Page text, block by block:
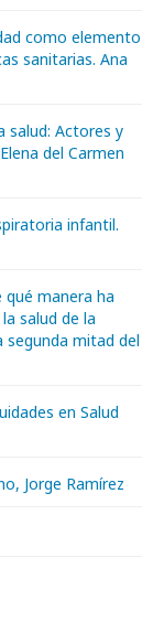
como elemento
sanitarias. Ana
salud: Actores y
del Carmen
infantil.
qué manera ha
salud de la
mitad del
en Salud
Jorge Ramírez